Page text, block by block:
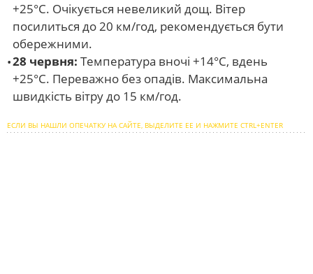
+25°С. Очікується невеликий дощ. Вітер
посилиться до 20 км/год, рекомендується бути
обережними.
28 червня: Температура вночі +14°С, вдень
+25°С. Переважно без опадів. Максимальна
швидкість вітру до 15 км/год.
ЕСЛИ ВЫ НАШЛИ ОПЕЧАТКУ НА САЙТЕ, ВЫДЕЛИТЕ ЕЕ И НАЖМИТЕ CTRL+ENTER